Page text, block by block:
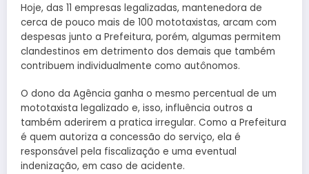
Hoje, das 11 empresas legalizadas, mantenedora de
cerca de pouco mais de 100 mototaxistas, arcam com
despesas junto a Prefeitura, porém, algumas permitem
clandestinos em detrimento dos demais que também
contribuem individualmente como autônomos.
O dono da Agência ganha o mesmo percentual de um
mototaxista legalizado e, isso, influência outros a
também aderirem a pratica irregular. Como a Prefeitura
é quem autoriza a concessão do serviço, ela é
responsável pela fiscalização e uma eventual
indenização, em caso de acidente.